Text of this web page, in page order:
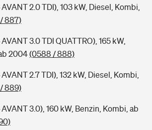
2.0 TDI), 103 kW, Diesel, Kombi,
887)
3.0 TDI QUATTRO), 165 kW,
2004(0588 / 888)
2.7 TDI), 132 kW, Diesel, Kombi,
889)
3.0), 160 kW, Benzin, Kombi, ab